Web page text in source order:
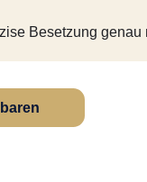
Besetzung